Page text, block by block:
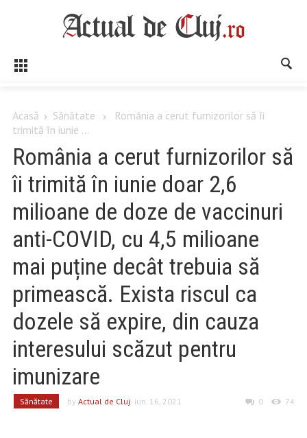
Acasă Sănătate
România a cerut furnizorilor să îi
trimită în iunie ...
România a cerut furnizorilor să
îi trimită în iunie doar 2,6
milioane de doze de vaccinuri
anti-COVID, cu 4,5 milioane
mai puține decât trebuia să
primească. Exista riscul ca
dozele să expire, din cauza
interesului scăzut pentru
imunizare
Sănătate by Actual de Cluj- iun. 16, 2021 0 74